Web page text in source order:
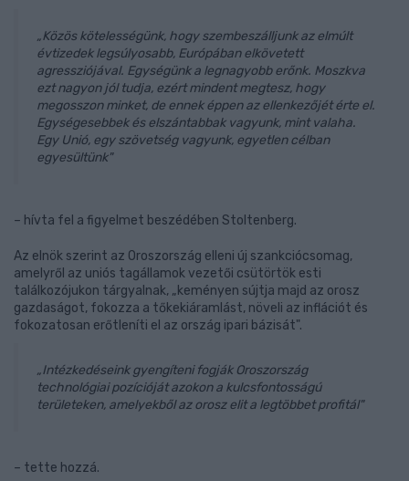
„Közös kötelességünk, hogy szembeszálljunk az elmúlt
évtizedek legsúlyosabb, Európában elkövetett
agressziójával. Egységünk a legnagyobb erőnk. Moszkva
ezt nagyon jól tudja, ezért mindent megtesz, hogy
megosszon minket, de ennek éppen az ellenkezőjét érte el.
Egységesebbek és elszántabbak vagyunk, mint valaha.
Egy Unió, egy szövetség vagyunk, egyetlen célban
egyesültünk"
– hívta fel a figyelmet beszédében Stoltenberg.
Az elnök szerint az Oroszország elleni új szankciócsomag,
amelyről az uniós tagállamok vezetői csütörtök esti
találkozójukon tárgyalnak, „keményen sújtja majd az orosz
gazdaságot, fokozza a tőkekiáramlást, növeli az inflációt és
fokozatosan erőtleníti el az ország ipari bázisát".
„Intézkedéseink gyengíteni fogják Oroszország
technológiai pozícióját azokon a kulcsfontosságú
területeken, amelyekből az orosz elit a legtöbbet profitál"
– tette hozzá.